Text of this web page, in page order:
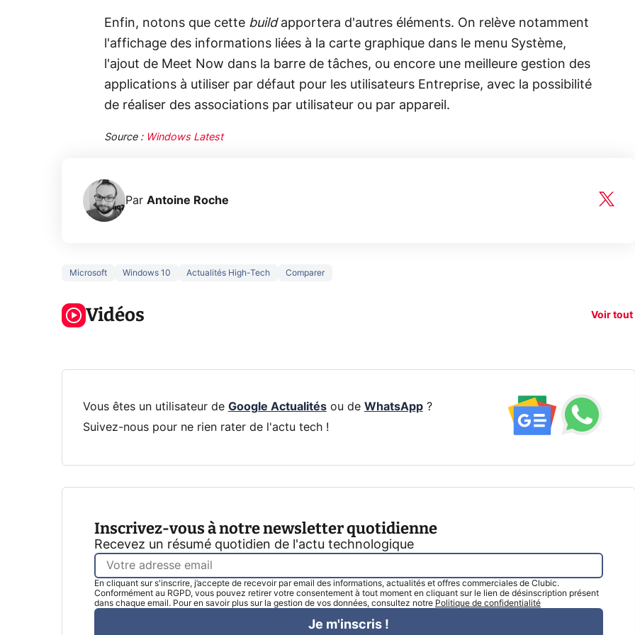
Enfin, notons que cette build apportera d'autres éléments. On relève notamment
l'affichage des informations liées à la carte graphique dans le menu Système,
l'ajout de Meet Now dans la barre de tâches, ou encore une meilleure gestion des
applications à utiliser par défaut pour les utilisateurs Entreprise, avec la possibilité
de réaliser des associations par utilisateur ou par appareil.
Source : Windows Latest
Par Antoine Roche
Microsoft Windows 10 Actualités High-Tech Comparer
Vidéos Voir tout
la prochaine
Xbox !
Ce que vous
Vous êtes un utilisateur de Google Actualitésou de WhatsApp?
Suivez-nous pour ne rien rater de l'actu tech !
Inscrivez-vous à notre newsletter quotidienne
Recevez un résumé quotidien de l'actu technologique
En cliquant sur s'inscrire, j’accepte de recevoir par email des informations, actualités et offres commerciales de Clubic.
Conformément au RGPD, vous pouvez retirer votre consentement à tout moment en cliquant sur le lien de désinscription présent
dans chaque email. Pour en savoir plus sur la gestion de vos données, consultez notre Politique de confidentialité
Je m'inscris !